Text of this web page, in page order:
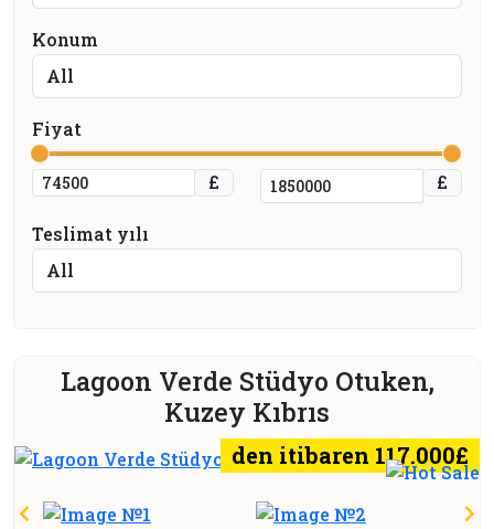
Konum
Fiyat
£ £
Teslimat yılı
Lagoon Verde Stüdyo Otuken,
Kuzey Kıbrıs
den itibaren 117.000£